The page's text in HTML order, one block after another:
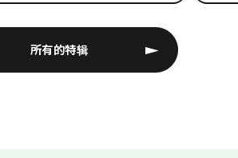
所有的特辑